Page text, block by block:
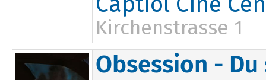
Kirchenstrasse 1
17:50
Obsession -